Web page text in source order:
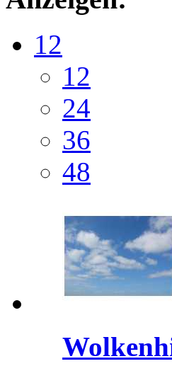
12
12
24
36
48